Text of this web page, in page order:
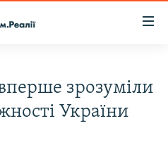
зрозуміли
України